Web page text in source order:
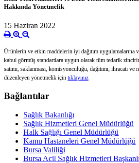
Hakkında Yönetmelik
15 Haziran 2022
Ürünlerin ve etkin maddelerin iyi dağıtım uygulamalarına
kabul görmüş standartlara uygun olarak tüm tedarik
satımı, saklanması, komisyonculuğu, dağıtımı, ihracatı
düzenleyen yönetmelik için tıklayınız
Bağlantılar
Sağlık Bakanlığı
Sağlık Hizmetleri Genel Müdürlüğü
Halk Sağlığı Genel Müdürlüğü
Kamu Hastaneleri Genel Müdürlüğü
Bursa Valiliği
Bursa Acil Sağlık Hizmetleri